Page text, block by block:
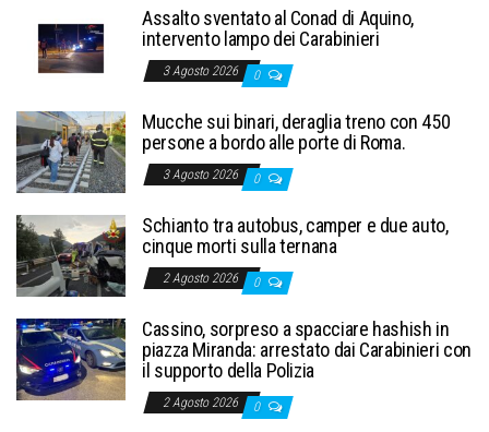
Assalto sventato al Conad di Aquino,
intervento lampo dei Carabinieri
3 Agosto 2026 0
Mucche sui binari, deraglia treno con 450
persone a bordo alle porte di Roma.
3 Agosto 2026 0
Schianto tra autobus, camper e due auto,
cinque morti sulla ternana
2 Agosto 2026 0
Cassino, sorpreso a spacciare hashish in
piazza Miranda: arrestato dai Carabinieri con
il supporto della Polizia
2 Agosto 2026 0